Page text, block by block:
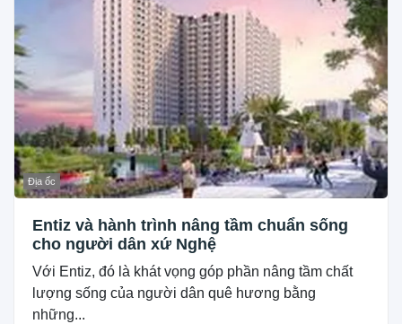
Địa ốc
Entiz và hành trình nâng tầm chuẩn sống
cho người dân xứ Nghệ
Với Entiz, đó là khát vọng góp phần nâng tầm chất
lượng sống của người dân quê hương bằng
những...